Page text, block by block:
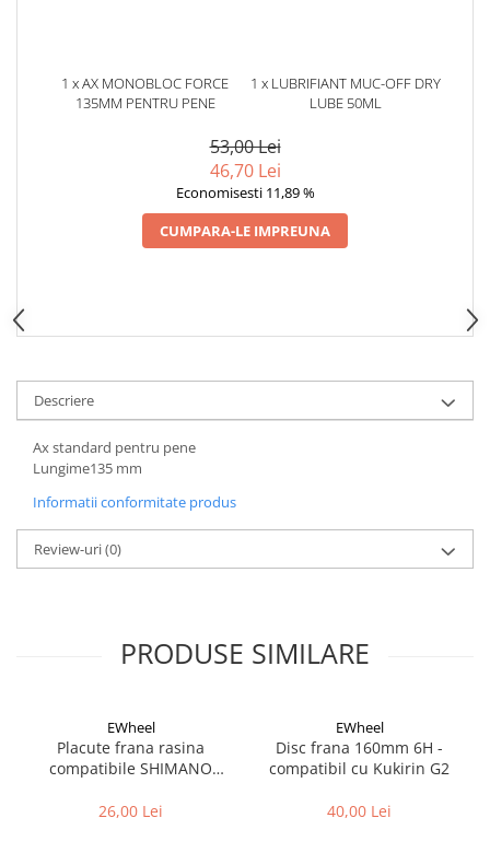
Piese biciclete
Anvelopa bicicleta
Urechi cadru bicicleta
Pipe ghidon
Cuvete bicicleta
Furci bicicleta
Cabluri si camasi
Frana bicicleta
Placute frana bicicleta
Discuri frana bicicleta
Roti bicicleta
Spite
1 x AX MONOBLOC FORCE
135MM PENTRU PENE
1 x LUBRIFIANT MUC-OFF DRY
LUBE 50ML
53,00 Lei
46,70 Lei
Economisesti 11,89 %
CUMPARA-LE IMPREUNA
Descriere
Ax standard pentru pene
Lungime135 mm
Informatii conformitate produs
Review-uri(0)
PRODUSE SIMILARE
EWheel
Placute frana rasina
compatibile SHIMANO
G2/G4 2025)
26,00 Lei
EWheel
Disc frana 160mm 6H -
compatibil cu Kukirin G2
40,00 Lei